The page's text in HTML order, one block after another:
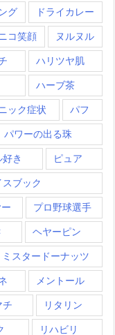
グ ドライカレー
コ笑顔 ヌルヌル
ハリツヤ肌
ハーブ茶
ック症状 パフ
パワーの出る珠
き ピュア
スブック
プロ野球選手
ヘヤーピン
ミスタードーナッツ
メントール
チ リタリン
リハビリ